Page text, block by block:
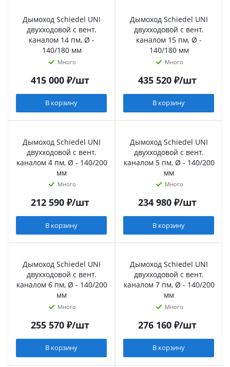
Дымоход Schiedel UNI
двухходовой с вент.
каналом 14 пм, Ø -
140/180 мм
Много
415 000₽/шт
В корзину
Дымоход Schiedel UNI
двухходовой с вент.
каналом 15 пм, Ø -
140/180 мм
Много
435 520₽/шт
В корзину
Дымоход Schiedel UNI
двухходовой с вент.
каналом 4 пм, Ø - 140/200
мм
Много
212 590₽/шт
В корзину
Дымоход Schiedel UNI
двухходовой с вент.
каналом 5 пм, Ø - 140/200
мм
Много
234 980₽/шт
В корзину
Дымоход Schiedel UNI
двухходовой с вент.
каналом 6 пм, Ø - 140/200
мм
Много
255 570₽/шт
В корзину
Дымоход Schiedel UNI
двухходовой с вент.
каналом 7 пм, Ø - 140/200
мм
Много
276 160₽/шт
В корзину